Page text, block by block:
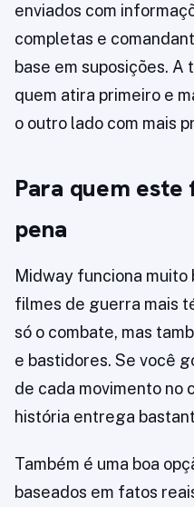
enviados com
completas e
base em suposições. A
quem atira primeiro e
o outro lado com mais
Para quem este
pena
Midway funciona
filmes de guerra mais
só o combate, mas
e bastidores. Se você
de cada movimento no
história entrega
Também é uma boa
baseados em fatos